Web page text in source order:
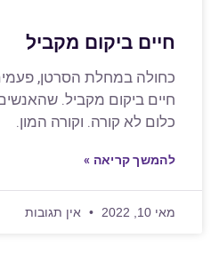
חיים ביקום מקביל
כחולה במחלת הסרטן,
חיים ביקום מקביל.
כלום לא קורה. וקורה המון.​
להמשך קריאה »
מאי 10, 2022 אין תגובות